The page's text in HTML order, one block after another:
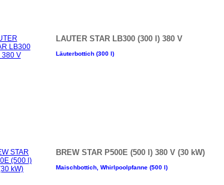
LAUTER STAR LB300 (300 l) 380 V
Läuterbottich (300 l)
BREW STAR P500E (500 l) 380 V (30 kW)
Maischbottich, Whirlpoolpfanne (500 l)